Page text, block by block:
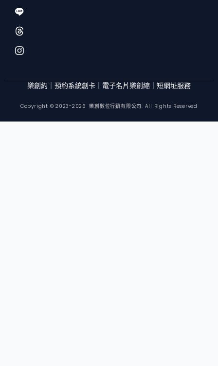
I
c
o
f
o
n
l
n
T
h
r
e
a
d
I
n
s
t
a
g
m樂創約｜預約系統創卡｜電子名片樂創縮｜短網址服務
Copyright © 2023-2026 樂創數位行銷有限公司. All Rights Reserved